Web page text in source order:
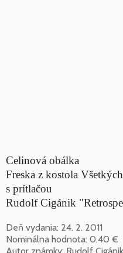
Celinová obálka
Freska z kostola
s prítlačou
Rudolf Cigánik
Deň vydania: 24. 2. 2011
Nominálna hodnota: 0,40 €